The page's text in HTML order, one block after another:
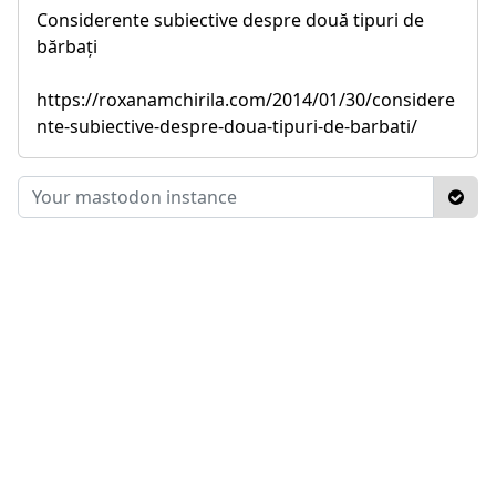
Considerente subiective despre două tipuri de
bărbați
https://roxanamchirila.com/2014/01/30/considere
nte-subiective-despre-doua-tipuri-de-barbati/